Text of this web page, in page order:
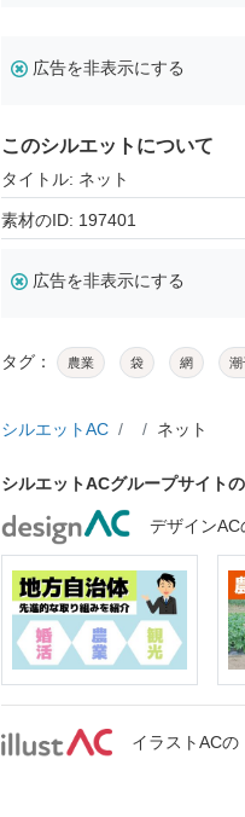
広告を非表示にする
このシルエットについて
タイトル: ネット
素材のID: 197401
広告を非表示にする
タグ： 農業 袋 網 潮
シルエットAC ネット
シルエットACグループサイト
デザイン
イラストAC